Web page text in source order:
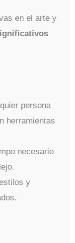
en el arte y
persona
herramientas
necesario
y